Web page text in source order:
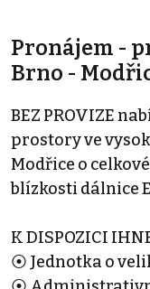
Pronájem -
Brno -
BEZ PROVIZE
prostory ve
Modřice o
blízkosti dálnice
K DISPOZICI
⦿ Jednotka o